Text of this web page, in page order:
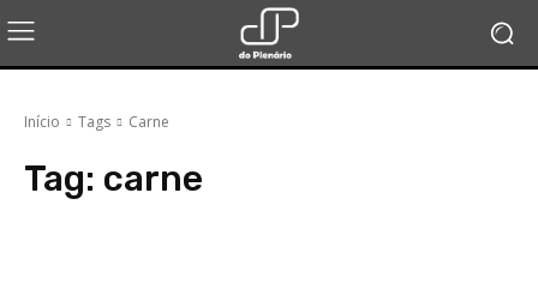
Início Tags Carne
Tag: carne